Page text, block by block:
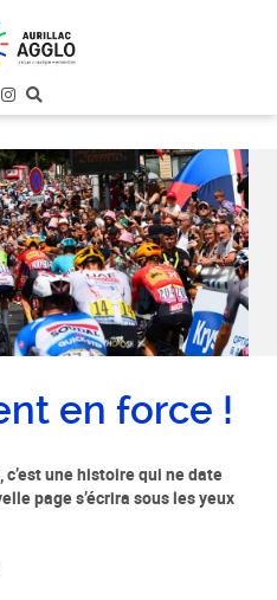
en force !
une histoire qui ne date
page s’écrira sous les yeux